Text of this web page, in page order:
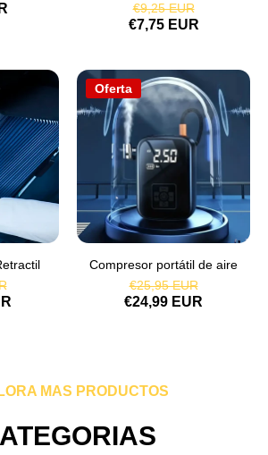
€9,25 EUR
€7,75 EUR
Oferta
Compresor portátil de aire
€25,95 EUR
€24,99 EUR
MAS PRODUCTOS